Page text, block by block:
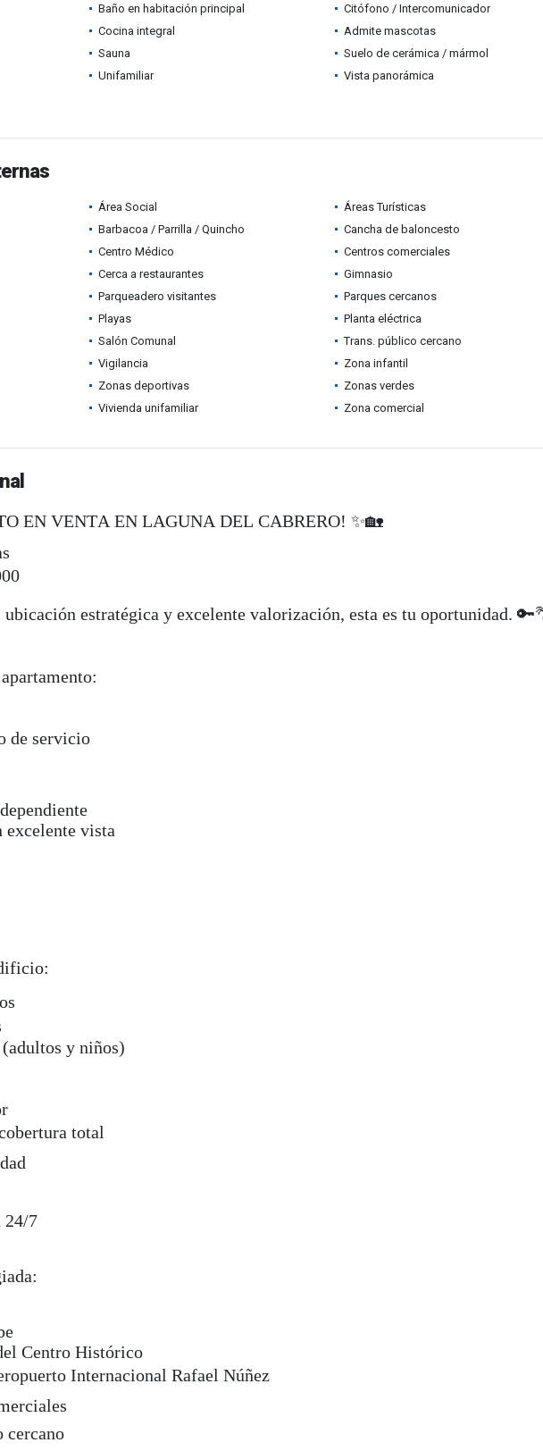
Baño en habitación principal
Citófono / Intercomunicador
Cocina integral
Admite mascotas
Sauna
Suelo de cerámica / mármol
Unifamiliar
Vista panorámica
Área Social
Áreas Turísticas
Barbacoa / Parrilla / Quincho
Cancha de baloncesto
Centro Médico
Centros comerciales
Cerca a restaurantes
Gimnasio
Parqueadero visitantes
Parques cercanos
Playas
Planta eléctrica
Salón Comunal
Trans. público cercano
Vigilancia
Zona infantil
Zonas deportivas
Zonas verdes
Vivienda unifamiliar Zona comercial
EN VENTA EN LAGUNA DEL CABRERO! ✨🏡
ubicación estratégica y excelente valorización, esta es tu oportunidad.
de servicio
vista
y niños)
total
24/7
Centro Histórico
Internacional Rafael Núñez
cercano